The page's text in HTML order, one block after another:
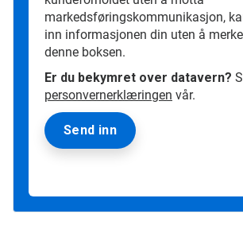
markedsføringskommunikasjon,
inn informasjonen din uten å
denne boksen.
Er du bekymret over datavern?
personvernerklæringen vår.